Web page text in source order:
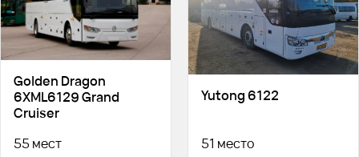
Golden Dragon
6XML6129 Grand
Cruiser
55 мест
Yutong 6122
51 место